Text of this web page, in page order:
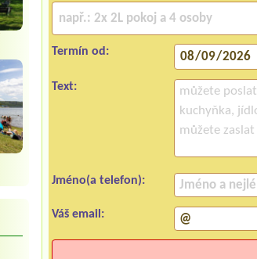
Termín od:
Text:
Jméno(a telefon):
Váš email: